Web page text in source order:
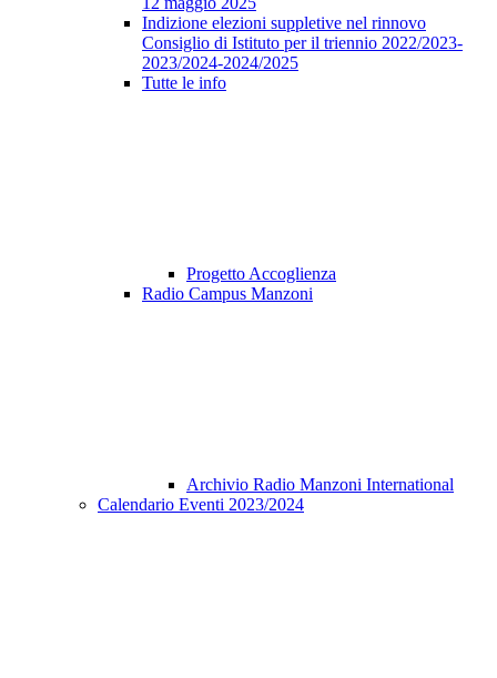
Indizione elezioni suppletive nel rinnovo
Consiglio di Istituto per il triennio 2022/2023-
2023/2024-2024/2025
Tutte le info
Progetto Accoglienza
Radio Campus Manzoni
Archivio Radio Manzoni International
Calendario Eventi 2023/2024